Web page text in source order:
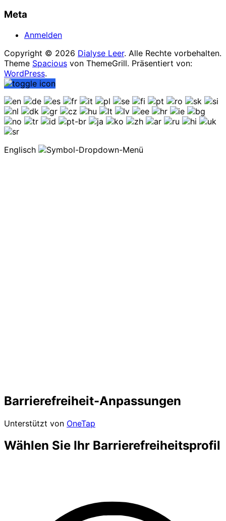
Meta
Anmelden
Copyright © 2026 Dialyse Leer. Alle Rechte vorbehalten.
Theme Spacious von ThemeGrill. Präsentiert von:
WordPress.
Englisch
Barrierefreiheit-Anpassungen
Unterstützt von OneTap
Wählen Sie Ihr Barrierefreiheitsprofil